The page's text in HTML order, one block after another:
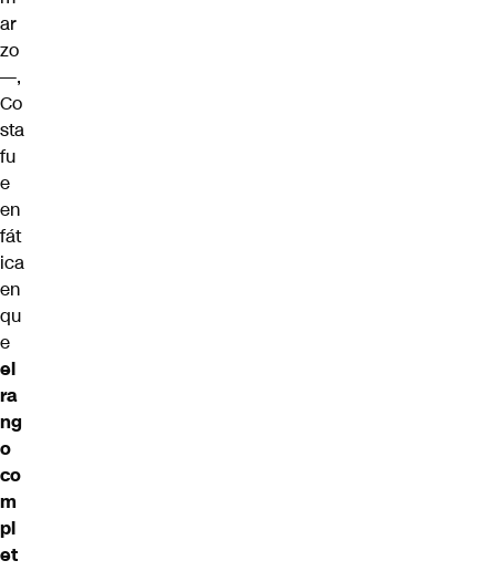
ar
zo
—,
Co
sta
fu
e
en
fát
ica
en
qu
e
el
ra
ng
o
co
m
pl
et